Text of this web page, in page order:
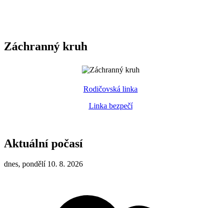
Záchranný kruh
Rodičovská linka
Linka bezpečí
Aktuální počasí
dnes, pondělí 10. 8. 2026